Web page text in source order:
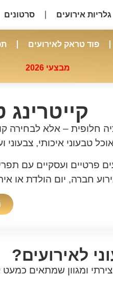
גלריות אירועים סרטונים
פוד טראק לאירועים
מבצעי 2026
קייטרינג
חלופית – אלא לבחירה
טבעוני איכותי,
פרטיים ועסקיים עם
חברה, יום הולדת או
לאירועים?
ומגוון שמתאים